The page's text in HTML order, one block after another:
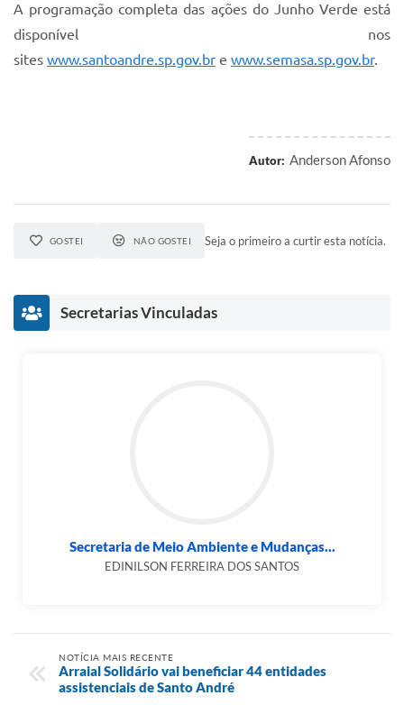
A programação completa das ações do Junho Verde está
disponível nos
sites www.santoandre.sp.gov.br e www.semasa.sp.gov.br.
Autor: Anderson Afonso
GOSTEI NÃO GOSTEI Seja o primeiro a curtir esta notícia.
Secretarias Vinculadas
Secretaria de Meio Ambiente e Mudanças...
EDINILSON FERREIRA DOS SANTOS
NOTÍCIA MAIS RECENTE
Arraial Solidário vai beneficiar 44 entidades
assistenciais de Santo André